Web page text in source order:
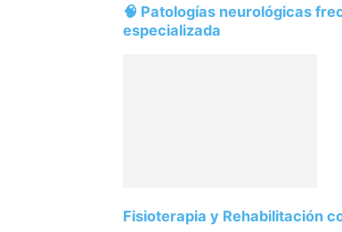
🧠 Patologías neurológicas
especializada
Fisioterapia y Rehabilitación